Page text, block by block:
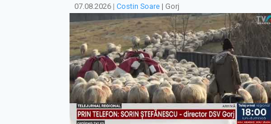
07.08.2026 | Costin Soare | Gorj